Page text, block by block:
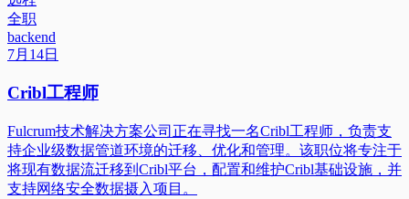
全职
backend
7月14日
Cribl工程师
Fulcrum技术解决方案公司正在寻找一名Cribl工程师，负责支
持企业级数据管道环境的迁移、优化和管理。该职位将专注于
将现有数据流迁移到Cribl平台，配置和维护Cribl基础设施，并
支持网络安全数据摄入项目。